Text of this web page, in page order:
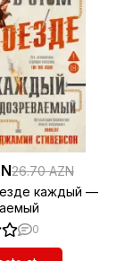
26.70 AZN
каждый —
0